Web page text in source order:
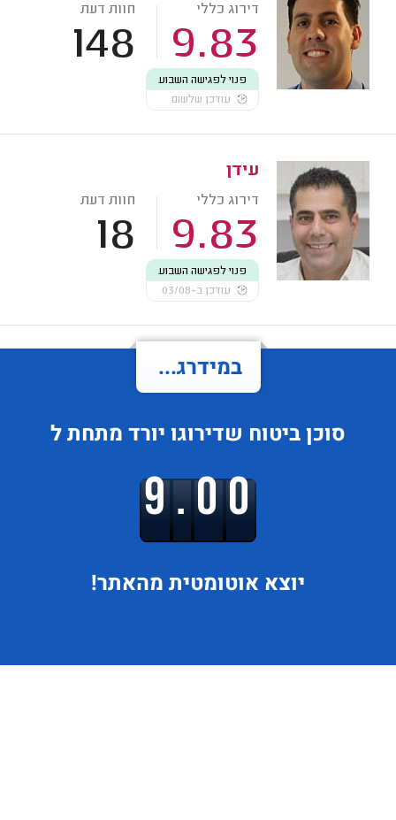
דירוג כללי
9.83
חוות דעת
148
פנוי לפגישה השבוע
עודכן שלשום
עידן
דירוג כללי
9.83
חוות דעת
18
פנוי לפגישה השבוע
עודכן ב-03/08
במידרג...
סוכן ביטוח שדירוגו יורד מתחת ל
9.00
יוצא אוטומטית מהאתר!